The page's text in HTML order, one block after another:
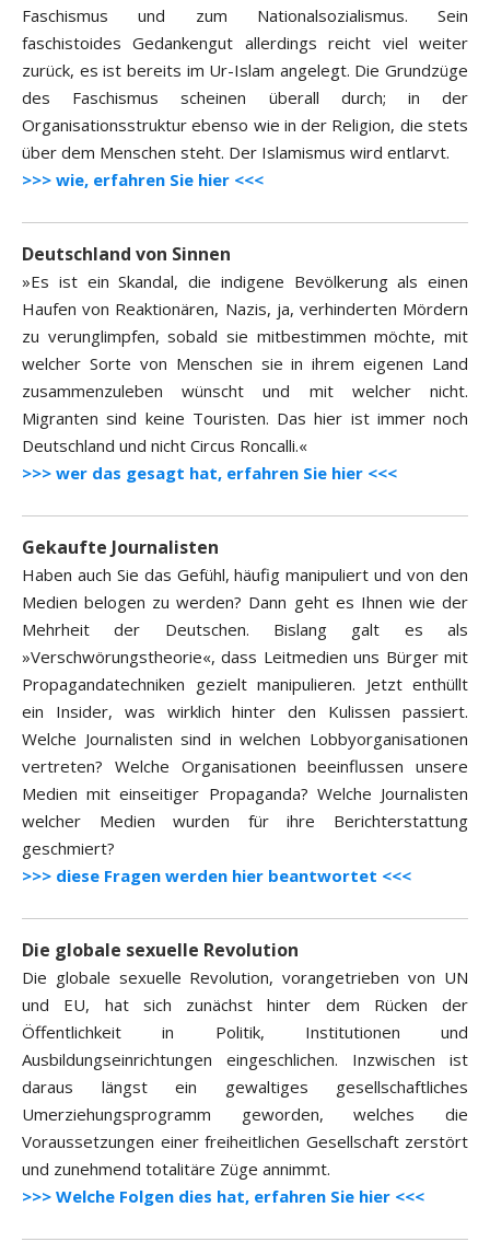
Faschismus und zum Nationalsozialismus. Sein
faschistoides Gedankengut allerdings reicht viel weiter
zurück, es ist bereits im Ur-Islam angelegt. Die Grundzüge
des Faschismus scheinen überall durch; in der
Organisationsstruktur ebenso wie in der Religion, die stets
über dem Menschen steht. Der Islamismus wird entlarvt.
>>> wie, erfahren Sie hier <<<
Deutschland von Sinnen
»Es ist ein Skandal, die indigene Bevölkerung als einen
Haufen von Reaktionären, Nazis, ja, verhinderten Mördern
zu verunglimpfen, sobald sie mitbestimmen möchte, mit
welcher Sorte von Menschen sie in ihrem eigenen Land
zusammenzuleben wünscht und mit welcher nicht.
Migranten sind keine Touristen. Das hier ist immer noch
Deutschland und nicht Circus Roncalli.«
>>> wer das gesagt hat, erfahren Sie hier <<<
Gekaufte Journalisten
Haben auch Sie das Gefühl, häufig manipuliert und von den
Medien belogen zu werden? Dann geht es Ihnen wie der
Mehrheit der Deutschen. Bislang galt es als
»Verschwörungstheorie«, dass Leitmedien uns Bürger mit
Propagandatechniken gezielt manipulieren. Jetzt enthüllt
ein Insider, was wirklich hinter den Kulissen passiert.
Welche Journalisten sind in welchen Lobbyorganisationen
vertreten? Welche Organisationen beeinflussen unsere
Medien mit einseitiger Propaganda? Welche Journalisten
welcher Medien wurden für ihre Berichterstattung
geschmiert?
>>> diese Fragen werden hier beantwortet <<<
Die globale sexuelle Revolution
Die globale sexuelle Revolution, vorangetrieben von UN
und EU, hat sich zunächst hinter dem Rücken der
Öffentlichkeit in Politik, Institutionen und
Ausbildungseinrichtungen eingeschlichen. Inzwischen ist
daraus längst ein gewaltiges gesellschaftliches
Umerziehungsprogramm geworden, welches die
Voraussetzungen einer freiheitlichen Gesellschaft zerstört
und zunehmend totalitäre Züge annimmt.
>>> Welche Folgen dies hat, erfahren Sie hier <<<